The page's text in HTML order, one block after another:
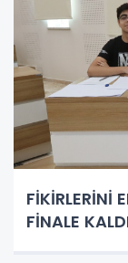
FİKİRLERİNİ
FİNALE